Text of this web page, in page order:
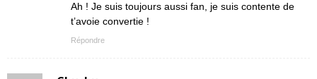
Ah ! Je suis toujours aussi fan, je suis contente de
t’avoie convertie !
Répondre